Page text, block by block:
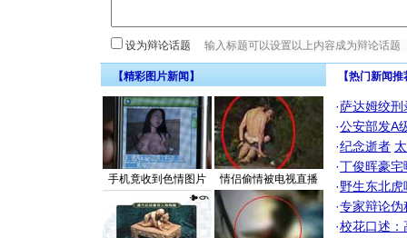
设为辩论话题
【精彩图片新闻】
手机竟收到色情图片 情侣偷情被电视直播
【热门新闻
·萨达姆绞刑
·公安部发A
·纪念逝者
·丁俊晖豪
·野生东北
·专家辩论伪
·校花口述：